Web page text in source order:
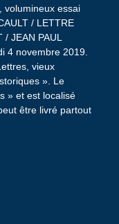
volumineux essai
/ LETTRE
JEAN PAUL
4 novembre 2019.
vieux
». Le
» et est localisé
être livré partout